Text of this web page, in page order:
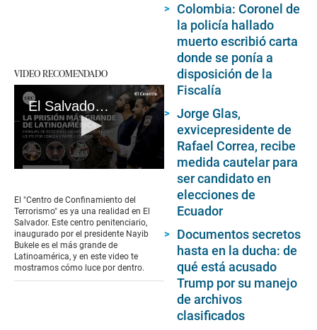
VIDEO RECOMENDADO
El Salvador: así es por dentro la nueva cárcel de Nayib Bukele para las pandillas
of
2
minutes,
53
seconds
El "Centro de Confinamiento del
Terrorismo" es ya una realidad en El
Salvador. Este centro penitenciario,
inaugurado por el presidente Nayib
Bukele es el más grande de
Latinoamérica, y en este video te
mostramos cómo luce por dentro.
Colombia: Coronel de
la policía hallado
muerto escribió carta
donde se ponía a
disposición de la
Fiscalía
Jorge Glas,
exvicepresidente de
Rafael Correa, recibe
medida cautelar para
ser candidato en
elecciones de
Ecuador
Documentos secretos
hasta en la ducha: de
qué está acusado
Trump por su manejo
de archivos
clasificados